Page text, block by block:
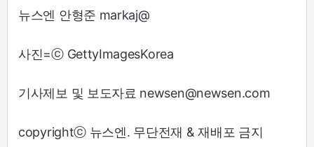
뉴스엔 안형준 markaj@
사진=ⓒ GettyImagesKorea
기사제보 및 보도자료 newsen@newsen.com
copyrightⓒ 뉴스엔. 무단전재 & 재배포 금지